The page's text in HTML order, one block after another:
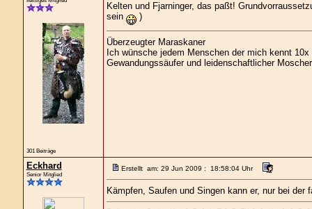
301 Beiträge
Kelten und Fjarninger, das paßt!
sein
)
Überzeugter Maraskaner
Ich wünsche jedem Menschen der mich kennt
Gewandungssäufer und leidenschaftlicher Moscher
Eckhard
Senior Mitglied
Erstellt am: 29 Jun 2009 : 18:58:04 Uhr
Kämpfen, Saufen und Singen kann er, nur bei